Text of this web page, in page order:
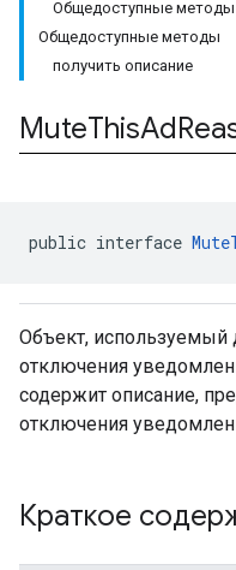
Общедоступные методы
Общедоступные методы
получить описание
MuteThisAd
public interface
Объект, используемый
отключения
содержит описание,
отключения
Краткое